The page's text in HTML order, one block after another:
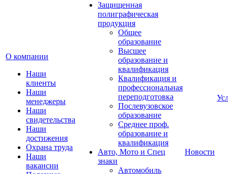
О компании
Наши
клиенты
Наши
менеджеры
Наши
свидетельства
Наши
достижения
Охрана труда
Наши
вакансии
Защищенная
полиграфическая
продукция
Общее
образование
Высшее
образование и
квалификация
Квалификация и
профессиональная
переподготовка
Послевузовское
образование
Среднее проф.
образование и
квалификация
Авто, Мото и Спец
знаки
Автомобиль
Новости